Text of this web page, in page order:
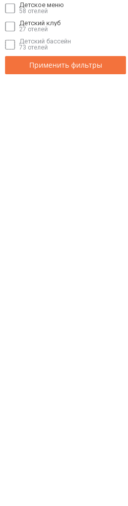
Детское меню
58 отелей
Детский клуб
27 отелей
Детский бассейн
73 отелей
Применить фильтры